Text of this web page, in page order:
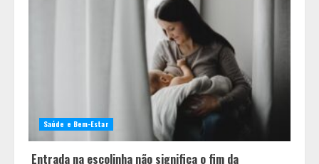
Os 10 comportamentos que mais
destroem um relacionamento e a
maioria dos casais nem percebe
Você sabia que o frio também afeta
os pneus? Veja cuidados
fundamentais antes de pegar a
estrada no inverno
Saúde e Bem-Estar
Entrada na escolinha não significa o fim da